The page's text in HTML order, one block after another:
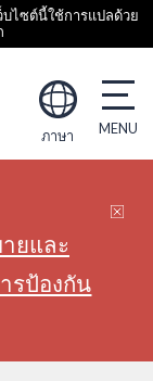
บไซต์นี้ใช้การแปลด้วย
ภาษา
ยและ
รป้องกัน